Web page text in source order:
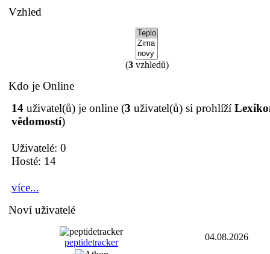
Vzhled
(3vzhledů)
Kdo je Online
14 uživatel(ů) je online (3 uživatel(ů) si prohlíží
vědomostí)
Uživatelé: 0
Hosté: 14
více...
Noví uživatelé
peptidetracker
04.08.2026